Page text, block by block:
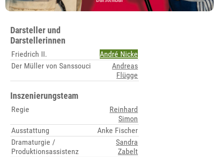
Darsteller und
Darstellerinnen
Friedrich II.
André Nicke
Der Müller von Sanssouci
Andreas
Flügge
Inszenierungsteam
Regie
Reinhard
Simon
Ausstattung
Anke Fischer
Dramaturgie /
Produktionsassistenz
Sandra
Zabelt